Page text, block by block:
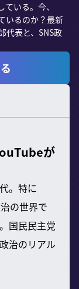
いる。今、
いるのか？最新
代表と、SNS政
が
。特に
の世界で
国民民主党
治のリアル